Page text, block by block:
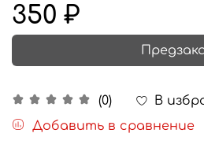
(0)
В
Добавить в сравнение
350 ₽